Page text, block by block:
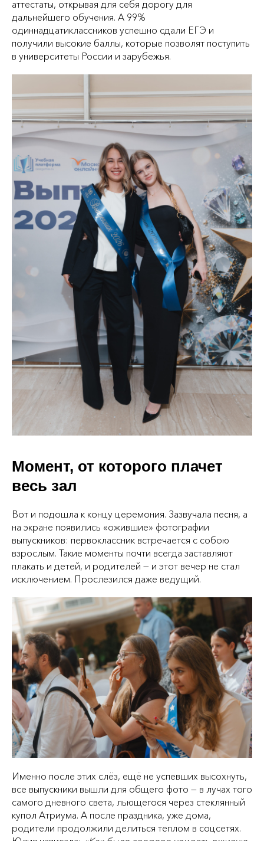
аттестаты, открывая для себя дорогу для
дальнейшего обучения. А 99%
одиннадцатиклассников успешно сдали ЕГЭ и
получили высокие баллы, которые позволят поступить
в университеты России и зарубежья.
Момент, от которого плачет
весь зал
Вот и подошла к концу церемония. Зазвучала песня, а
на экране появились «ожившие» фотографии
выпускников: первоклассник встречается с собою
взрослым. Такие моменты почти всегда заставляют
плакать и детей, и родителей — и этот вечер не стал
исключением. Прослезился даже ведущий.
Именно после этих слёз, ещё не успевших высохнуть,
все выпускники вышли для общего фото — в лучах того
самого дневного света, льющегося через стеклянный
купол Атриума. А после праздника, уже дома,
родители продолжили делиться теплом в соцсетях.